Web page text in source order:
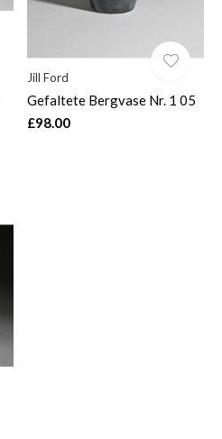
Jill Ford
Gefaltete Bergvase Nr. 1 05
£98.00